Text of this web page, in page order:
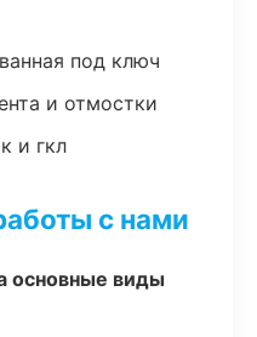
под ключ
и отмостки
и гкл
с нами
основные виды